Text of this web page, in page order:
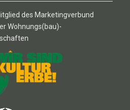
des Marketingverbund
Wohnungs(bau)-